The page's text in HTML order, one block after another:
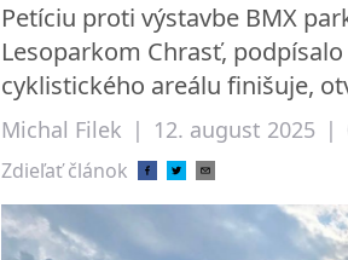
Petíciu proti výstavbe BMX
Lesoparkom Chrasť,
cyklistického areálu finišuje,
Michal Filek | 12. august 2025 |
Zdieľať článok